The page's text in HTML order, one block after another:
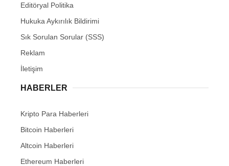
Editöryal Politika
Hukuka Aykırılık Bildirimi
Sık Sorulan Sorular (SSS)
Reklam
İletişim
HABERLER
Kripto Para Haberleri
Bitcoin Haberleri
Altcoin Haberleri
Ethereum Haberleri